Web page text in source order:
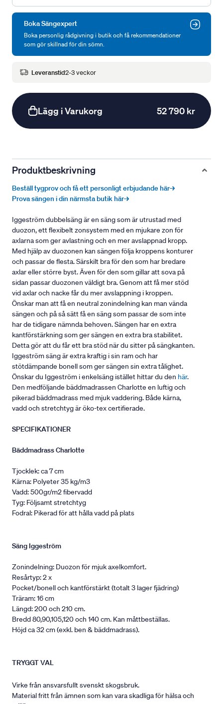
Boka Sängexpert
Boka personlig rådgivning i butik och få rekommendationer
som gör skillnad för din sömn.
Leveranstid2-3 veckor
Lägg i Varukorg 52 790 kr
Produktbeskrivning
Beställ tygprov och få ett personligt erbjudande här→
Prova sängen i din närmsta butik här→
Iggeström dubbelsäng är en säng som är utrustad med
duozon, ett flexibelt zonsystem med en mjukare zon för
axlarna som ger avlastning och en mer avslappnad kropp.
Med hjälp av duozonen kan sängen följa kroppens konturer
och passar de flesta. Särskilt bra för den som har bredare
axlar eller större byst. Även för den som gillar att sova på
sidan passar duozonen väldigt bra. Genom att få mer stöd
vid axlar och nacke får du mer avslappning i kroppen.
Önskar man att få en neutral zonindelning kan man vända
sängen och på så sätt få en säng som passar de som inte
har de tidigare nämnda behoven. Sängen har en extra
kantförstärkning som ger sängen en extra bra stabilitet.
Detta gör att du får ett bra stöd när du sitter på sängkanten.
Iggeström säng är extra kraftig i sin ram och har
stötdämpande bonell som ger sängen sin extra tålighet.
Önskar du Iggeström i enkelsäng istället hittar du den här.
Den medföljande bäddmadrassen Charlotte en luftig och
pikerad bäddmadrass med mjuk vaddering. Både kärna,
vadd och stretchtyg är öko-tex certifierade.
SPECIFIKATIONER
Bäddmadrass Charlotte
Tjocklek: ca 7 cm
Kärna: Polyeter 35 kg/m3
Vadd: 500gr/m2 fibervadd
Tyg: Följsamt stretchtyg
Fodral: Pikerad för att hålla vadd på plats
Säng Iggeström
Zonindelning: Duozon för mjuk axelkomfort.
Resårtyp: 2 x
Pocket/bonell och kantförstärkt (totalt 3 lager fjädring)
Träram: 16 cm
Längd: 200 och 210 cm.
Bredd 80,90,105,120 och 140 cm. Kan måttbeställas.
Höjd ca 32 cm (exkl. ben & bäddmadrass).
TRYGGT VAL
Virke från ansvarsfullt svenskt skogsbruk.
Material fritt från ämnen som kan vara skadliga för hälsa och